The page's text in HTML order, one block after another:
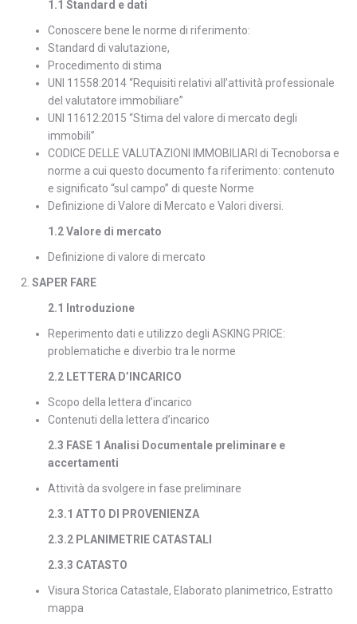
1.1 Standard e dati
Conoscere bene le norme di riferimento:
Standard di valutazione,
Procedimento di stima
UNI 11558:2014 “Requisiti relativi all’attività professionale
del valutatore immobiliare”
UNI 11612:2015 “Stima del valore di mercato degli
immobili”
CODICE DELLE VALUTAZIONI IMMOBILIARI di Tecnoborsa e
norme a cui questo documento fa riferimento: contenuto
e significato “sul campo” di queste Norme
Definizione di Valore di Mercato e Valori diversi.
1.2 Valore di mercato
Definizione di valore di mercato
SAPER FARE
2.1 Introduzione
Reperimento dati e utilizzo degli ASKING PRICE:
problematiche e diverbio tra le norme
2.2 LETTERA D’INCARICO
Scopo della lettera d’incarico
Contenuti della lettera d’incarico
2.3 FASE 1 Analisi Documentale preliminare e
accertamenti
Attività da svolgere in fase preliminare
2.3.1 ATTO DI PROVENIENZA
2.3.2 PLANIMETRIE CATASTALI
2.3.3 CATASTO
Visura Storica Catastale, Elaborato planimetrico, Estratto
mappa